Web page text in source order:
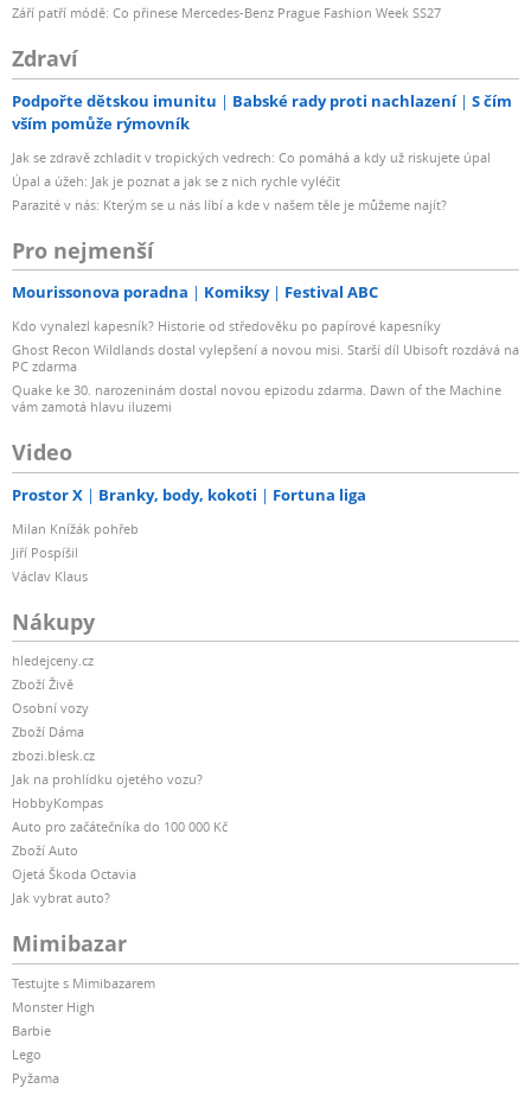
Září patří módě: Co přinese Mercedes-Benz Prague Fashion Week SS27
Zdraví
Podpořte dětskou imunitu Babské rady proti nachlazení
S čím
vším pomůže rýmovník
Jak se zdravě zchladit v tropických vedrech: Co pomáhá a kdy už riskujete úpal
Úpal a úžeh: Jak je poznat a jak se z nich rychle vyléčit
Parazité v nás: Kterým se u nás líbí a kde v našem těle je můžeme najít?
Pro nejmenší
Mourissonova poradna Komiksy Festival ABC
Kdo vynalezl kapesník? Historie od středověku po papírové kapesníky
Ghost Recon Wildlands dostal vylepšení a novou misi. Starší díl Ubisoft rozdává na
PC zdarma
Quake ke 30. narozeninám dostal novou epizodu zdarma. Dawn of the Machine
vám zamotá hlavu iluzemi
Video
Prostor X Branky, body, kokoti Fortuna liga
Milan Knížák pohřeb
Jiří Pospíšil
Václav Klaus
Nákupy
hledejceny.cz
Zboží Živě
Osobní vozy
Zboží Dáma
zbozi.blesk.cz
Jak na prohlídku ojetého vozu?
HobbyKompas
Auto pro začátečníka do 100 000 Kč
Zboží Auto
Ojetá Škoda Octavia
Jak vybrat auto?
Mimibazar
Testujte s Mimibazarem
Monster High
Barbie
Lego
Pyžama